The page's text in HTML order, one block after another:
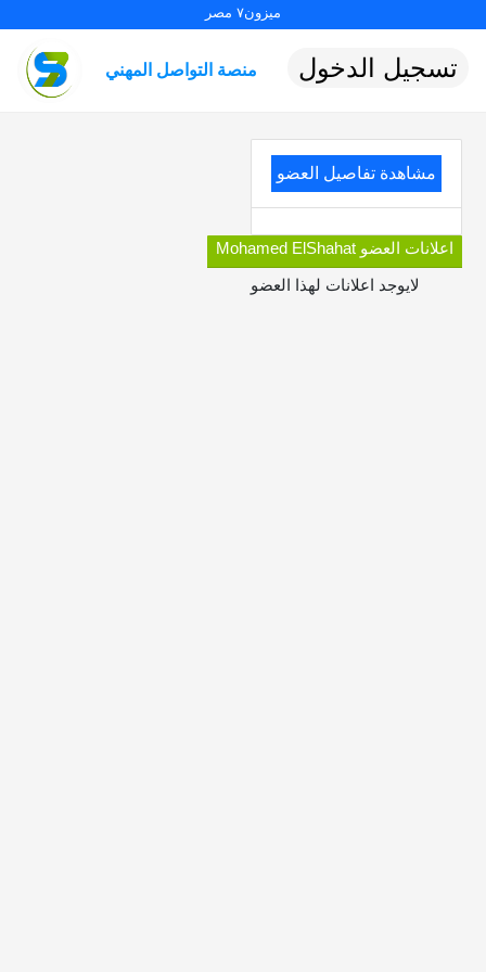
ميزون٧ مصر
منصة التواصل المهني تسجيل الدخول
مشاهدة تفاصيل العضو
اعلانات العضو Mohamed ElShahat
لايوجد اعلانات لهذا العضو